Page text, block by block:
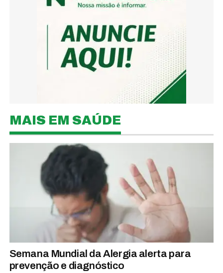
MAIS EM SAÚDE
Semana Mundial da Alergia alerta para
prevenção e diagnóstico